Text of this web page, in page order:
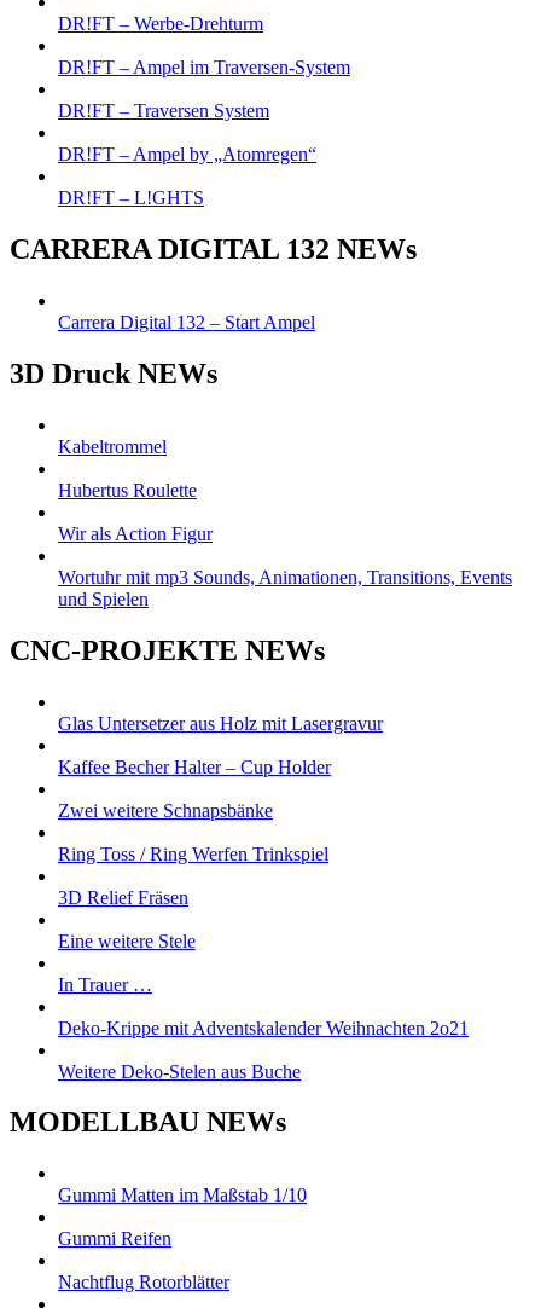
DR!FT – Werbe-Drehturm
DR!FT – Ampel im Traversen-System
DR!FT – Traversen System
DR!FT – Ampel by „Atomregen“
DR!FT – L!GHTS
CARRERA DIGITAL 132 NEWs
Carrera Digital 132 – Start Ampel
3D Druck NEWs
Kabeltrommel
Hubertus Roulette
Wir als Action Figur
Wortuhr mit mp3 Sounds, Animationen, Transitions, Events
und Spielen
CNC-PROJEKTE NEWs
Glas Untersetzer aus Holz mit Lasergravur
Kaffee Becher Halter – Cup Holder
Zwei weitere Schnapsbänke
Ring Toss / Ring Werfen Trinkspiel
3D Relief Fräsen
Eine weitere Stele
In Trauer …
Deko-Krippe mit Adventskalender Weihnachten 2o21
Weitere Deko-Stelen aus Buche
MODELLBAU NEWs
Gummi Matten im Maßstab 1/10
Gummi Reifen
Nachtflug Rotorblätter